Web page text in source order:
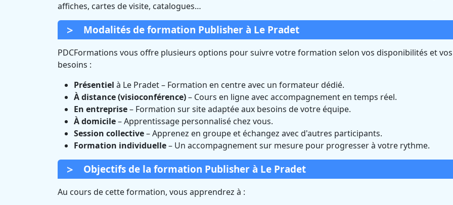
affiches, cartes de visite, catalogues…
Modalités de formation Publisher à Le Pradet
PDCFormations vous offre plusieurs options pour suivre votre formation selon vos disponibilités et vos
besoins :
Présentiel à Le Pradet – Formation en centre avec un formateur dédié.
À distance (visioconférence)– Cours en ligne avec accompagnement en temps réel.
En entreprise– Formation sur site adaptée aux besoins de votre équipe.
À domicile– Apprentissage personnalisé chez vous.
Session collective– Apprenez en groupe et échangez avec d'autres participants.
Formation individuelle– Un accompagnement sur mesure pour progresser à votre rythme.
Objectifs de la formation Publisher à Le Pradet
Au cours de cette formation, vous apprendrez à :